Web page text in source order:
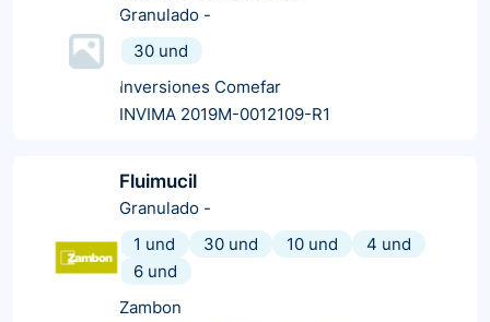
Granulado -
30 und
Inversiones Comefar
INVIMA 2019M-0012109-R1
Fluimucil
Granulado -
1 und
30 und 10 und
4 und
6 und
Zambon